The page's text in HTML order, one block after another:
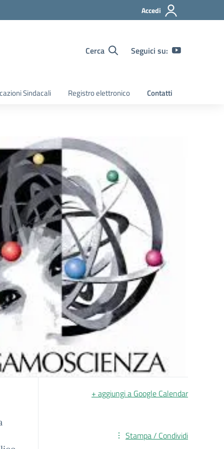
Accedi
Cerca Seguici su:
Sindacali Registro elettronico Contatti
+ aggiungi a Google Calendar
Stampa / Condividi